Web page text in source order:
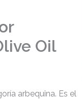
Oil
arbequina. Es el